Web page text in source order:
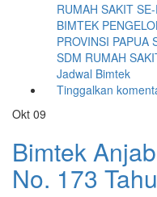
RUMAH SAKIT
BIMTEK
PROVINSI PAPUA
SDM RUMAH
Jadwal Bimtek
Tinggalkan
Okt 09
Bimtek
No. 173